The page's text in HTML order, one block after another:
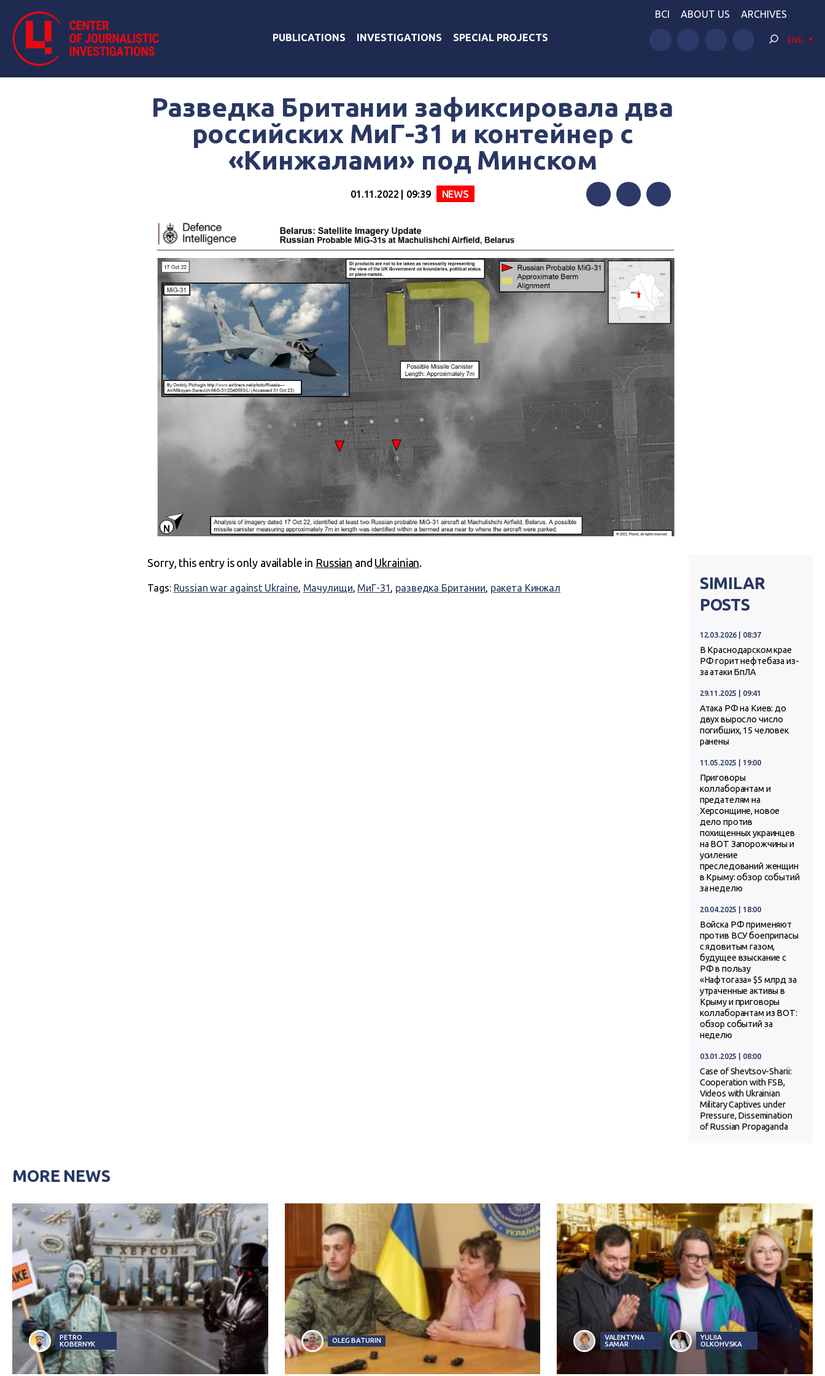
PUBLICATIONS INVESTIGATIONS SPECIAL PROJECTS
BCI ABOUT US ARCHIVES
ENG
Разведка Британии зафиксировала два
российских МиГ-31 и контейнер с
«Кинжалами» под Минском
01.11.2022 | 09:39 NEWS
Sorry, this entry is only available in Russian and Ukrainian.
Tags: Russian war against Ukraine, Мачулищи, МиГ-31 , разведка Британии, ракета Кинжал
SIMILAR
POSTS
12.03.2026 | 08:37
В Краснодарском крае
РФ горит нефтебаза из-
за атаки БпЛА
29.11.2025 | 09:41
Атака РФ на Киев: до
двух выросло число
погибших, 15 человек
ранены
11.05.2025 | 19:00
Приговоры
коллаборантам и
предателям на
Херсонщине, новое
дело против
похищенных украинцев
на ВОТ Запорожчины и
усиление
преследований женщин
в Крыму: обзор событий
за неделю
20.04.2025 | 18:00
Войска РФ применяют
против ВСУ боеприпасы
с ядовитым газом,
будущее взыскание с
РФ в пользу
«Нафтогаза» $5 млрд за
утраченные активы в
Крыму и приговоры
коллаборантам из ВОТ:
обзор событий за
неделю
03.01.2025 | 08:00
Case of Shevtsov-Sharii:
Cooperation with FSB,
Videos with Ukrainian
Military Captives under
Pressure, Dissemination
of Russian Propaganda
MORE NEWS
PETRO
KOBERNYK
OLEG BATURIN
VALENTYNA
SAMAR
YULIIA
OLKOHVSKA